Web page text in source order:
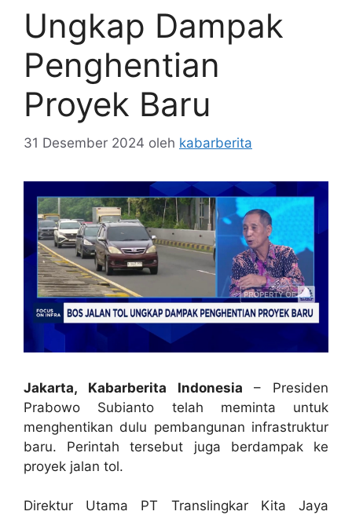
Ungkap Dampak
Penghentian
Proyek Baru
31 Desember 2024 oleh kabarberita
Jakarta, Kabarberita Indonesia – Presiden
Prabowo Subianto telah meminta untuk
menghentikan dulu pembangunan infrastruktur
baru. Perintah tersebut juga berdampak ke
proyek jalan tol.
Direktur Utama PT Translingkar Kita Jaya